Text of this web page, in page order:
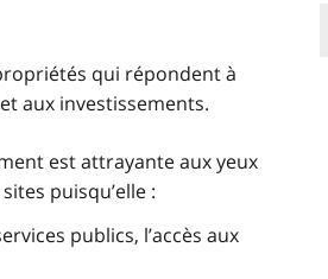
qui répondent à
aux investissements.
est attrayante aux yeux
puisqu’elle :
publics, l’accès aux